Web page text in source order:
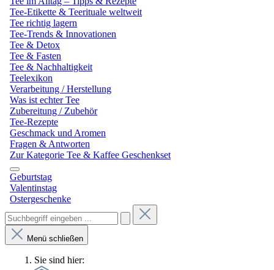
Tee-Etikette & Teerituale weltweit
Tee richtig lagern
Tee-Trends & Innovationen
Tee & Detox
Tee & Fasten
Tee & Nachhaltigkeit
Teelexikon
Verarbeitung / Herstellung
Was ist echter Tee
Zubereitung / Zubehör
Tee-Rezepte
Geschmack und Aromen
Fragen & Antworten
Zur Kategorie Tee & Kaffee Geschenkset
Geburtstag
Valentinstag
Ostergeschenke
Menü schließen
Sie sind hier: